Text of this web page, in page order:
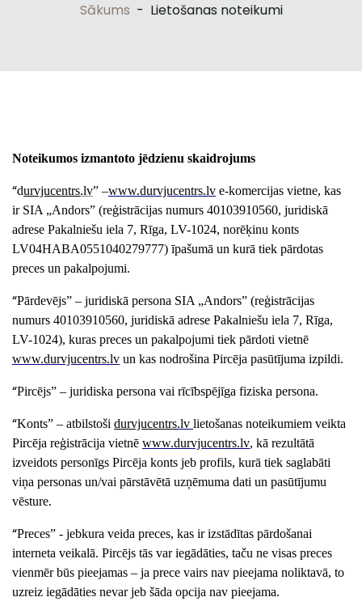
Sākums - Lietošanas noteikumi
Noteikumos izmantoto jēdzienu skaidrojums
“durvjucentrs.lv” –www.durvjucentrs.lv e-komercijas vietne, kas
ir SIA „Andors” (reģistrācijas numurs 40103910560, juridiskā
adrese Pakalniešu iela 7, Rīga, LV-1024, norēķinu konts
LV04HABA0551040279777) īpašumā un kurā tiek pārdotas
preces un pakalpojumi.
“Pārdevējs” – juridiskā persona SIA „Andors” (reģistrācijas
numurs 40103910560, juridiskā adrese Pakalniešu iela 7, Rīga,
LV-1024), kuras preces un pakalpojumi tiek pārdoti vietnē
www.durvjucentrs.lv un kas nodrošina Pircēja pasūtījuma izpildi.
“Pircējs” – juridiska persona vai rīcībspējīga fiziska persona.
“Konts” – atbilstoši durvjucentrs.lv lietošanas noteikumiem veikta
Pircēja reģistrācija vietnē www.durvjucentrs.lv, kā rezultātā
izveidots personīgs Pircēja konts jeb profils, kurā tiek saglabāti
viņa personas un/vai pārstāvētā uzņēmuma dati un pasūtījumu
vēsture.
“Preces” - jebkura veida preces, kas ir izstādītas pārdošanai
interneta veikalā. Pircējs tās var iegādāties, taču ne visas preces
vienmēr būs pieejamas – ja prece vairs nav pieejama noliktavā, to
uzreiz iegādāties nevar jeb šāda opcija nav pieejama.